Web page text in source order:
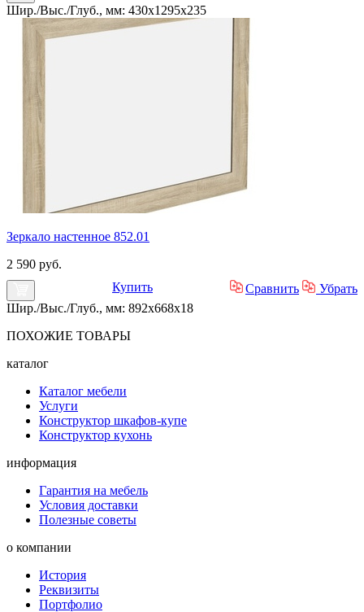
Шир./Выс./Глуб., мм: 430x1295x235
Зеркало настенное 852.01
2 590 руб.
Купить
Сравнить
Убрать
Шир./Выс./Глуб., мм: 892x668x18
ПОХОЖИЕ ТОВАРЫ
каталог
Каталог мебели
Услуги
Конструктор шкафов-купе
Конструктор кухонь
информация
Гарантия на мебель
Условия доставки
Полезные советы
о компании
История
Реквизиты
Портфолио